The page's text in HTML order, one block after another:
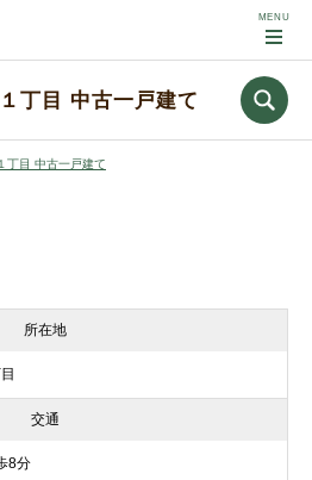
丁目 中古一戸建て
丁目 中古一戸建て
所在地
交通
8分